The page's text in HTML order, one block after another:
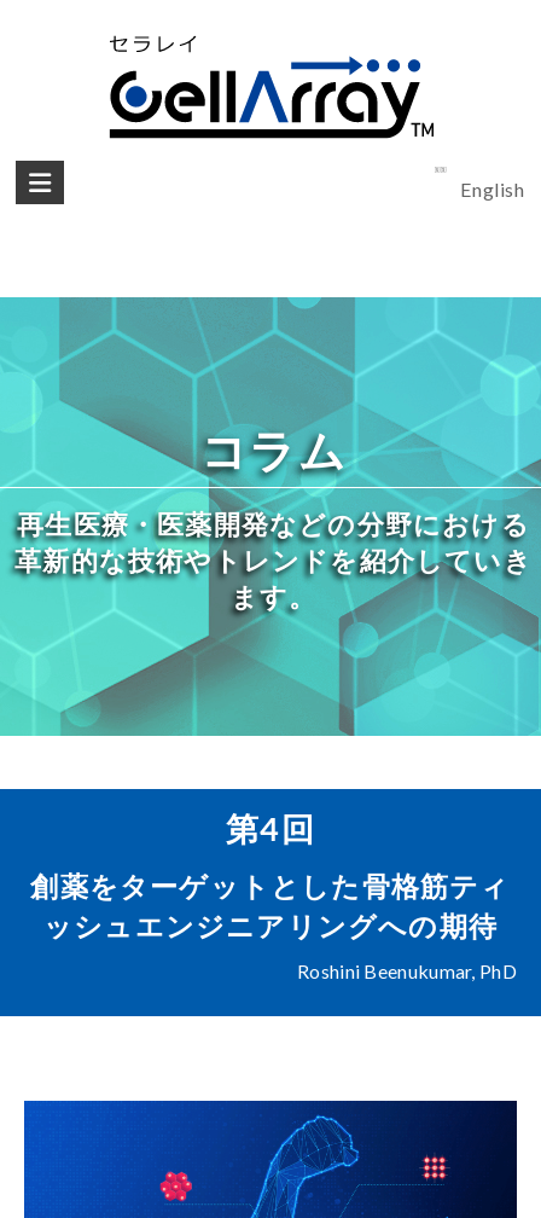
English
コラム
再生医療・医薬開発などの分野における
革新的な技術やトレンドを紹介していき
ます。
第4回
創薬をターゲットとした骨格筋ティ
ッシュエンジニアリングへの期待
Roshini Beenukumar, PhD